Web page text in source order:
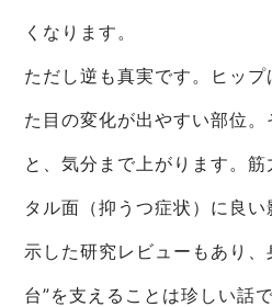
くなります。
ただし逆も真実です。ヒッ
た目の変化が出やすい部位
と、気分まで上がります。
タル面（抑うつ症状）に良
示した研究レビューもあり、
台”を支えることは珍しい話